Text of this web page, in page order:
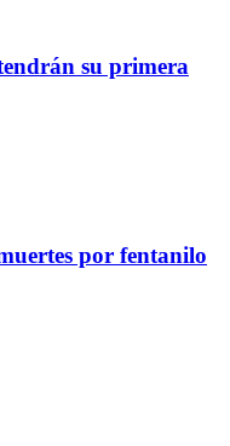
su primera
por fentanilo